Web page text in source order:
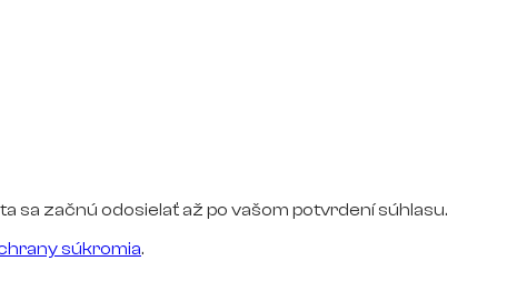
sa začnú odosielať až po vašom potvrdení súhlasu.
súkromia.